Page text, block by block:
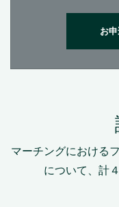
お
マーチングにおける
について、計